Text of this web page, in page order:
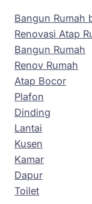
Bangun Rumah
Renovasi Atap
Bangun Rumah
Renov Rumah
Atap Bocor
Plafon
Dinding
Lantai
Kusen
Kamar
Dapur
Toilet